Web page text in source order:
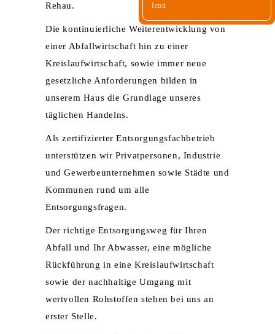
Rehau.
Die kontinuierliche Weiterentwicklung von
einer Abfallwirtschaft hin zu einer
Kreislaufwirtschaft, sowie immer neue
gesetzliche Anforderungen bilden in
unserem Haus die Grundlage unseres
täglichen Handelns.
Als zertifizierter Entsorgungsfachbetrieb
unterstützen wir Privatpersonen, Industrie
und Gewerbeunternehmen sowie Städte und
Kommunen rund um alle
Entsorgungsfragen.
Der richtige Entsorgungsweg für Ihren
Abfall und Ihr Abwasser, eine mögliche
Rückführung in eine Kreislaufwirtschaft
sowie der nachhaltige Umgang mit
wertvollen Rohstoffen stehen bei uns an
erster Stelle.